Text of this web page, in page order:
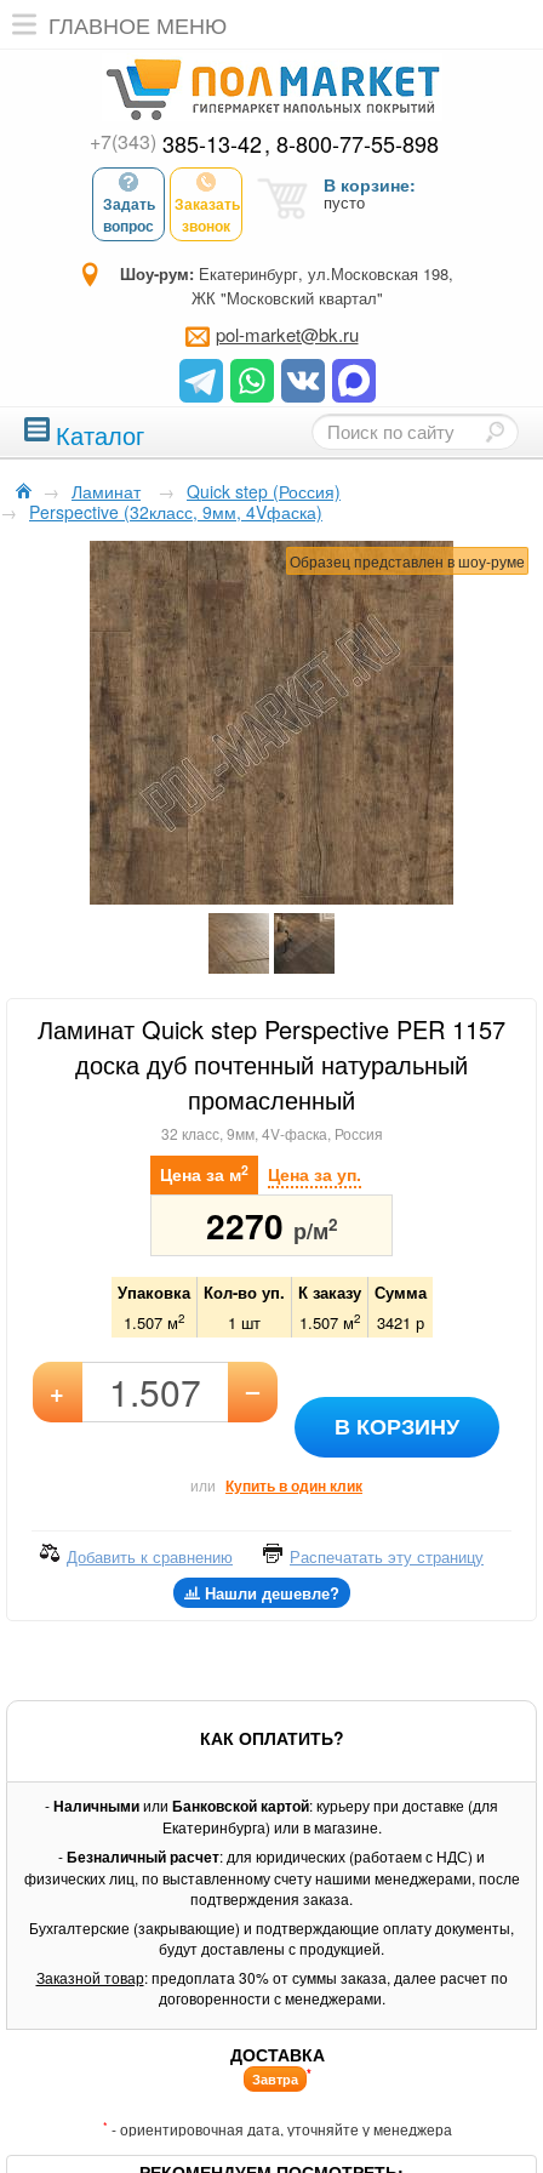
ГЛАВНОЕ МЕНЮ
+7(343) 385-13-42 8-800-77-55-898
Задать
вопрос
Заказать
звонок
В корзине:
пусто
Шоу-рум: Екатеринбург, ул.Московская 198,
ЖК "Московский квартал"
pol-market@bk.ru
Каталог
→ Ламинат → Quick step (Россия)
→ Perspective (32класс, 9мм, 4Vфаска)
Образец представлен в шоу-руме
Ламинат Quick step Perspective PER 1157
доска дуб почтенный натуральный
промасленный
32 класс, 9мм, 4V-фаска, Россия
Цена за м2 Цена за уп.
2270 р/м2
Упаковка Кол-во уп. К заказу
Сумма
1.507 м2 1 шт 1.507м2 3421 р
+ –
В КОРЗИНУ
или Купить в один клик
Добавить к сравнению
Распечатать эту страницу
Нашли дешевле?
КАК ОПЛАТИТЬ?
-Наличнымиили Банковской картой: курьеру при доставке (для
Екатеринбурга) или в магазине.
-Безналичный расчет: для юридических (работаем с НДС) и
физических лиц, по выставленному счету нашими менеджерами, после
подтверждения заказа.
Бухгалтерские (закрывающие) и подтверждающие оплату документы,
будут доставлены с продукцией.
Заказной товар: предоплата 30% от суммы заказа, далее расчет по
договоренности с менеджерами.
ДОСТАВКА
Завтра *
* - ориентировочная дата, уточняйте у менеджера